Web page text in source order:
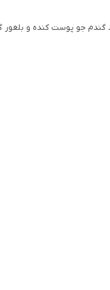
گندم جو پوست کنده و بلغور